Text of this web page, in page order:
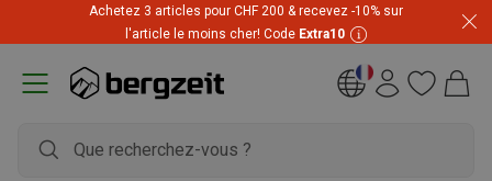
Achetez 3 articles pour CHF 200 & recevez -10% sur
l'article le moins cher! Code Extra10